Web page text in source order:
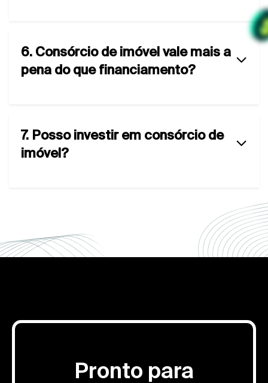
6. Consórcio de imóvel vale mais a
pena do que financiamento?
7. Posso investir em consórcio de
imóvel?
Pronto para